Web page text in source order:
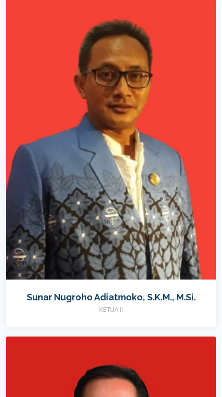
Sunar Nugroho Adiatmoko, S.K.M., M.Si.
KETUA II